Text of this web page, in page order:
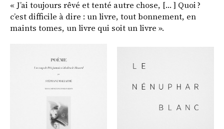
« J’ai toujours rêvé et tenté autre chose, [… ] Quoi ?
c’est difficile à dire : un livre, tout bonnement, en
maints tomes, un livre qui soit un livre ».